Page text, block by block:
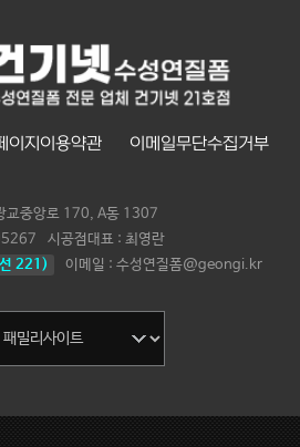
이지이용약관 이메일무단수집거부
교중앙로 170, A동 1307
시공점대표 : 최영란
221) 이메일 : 수성연질폼@geongi.kr